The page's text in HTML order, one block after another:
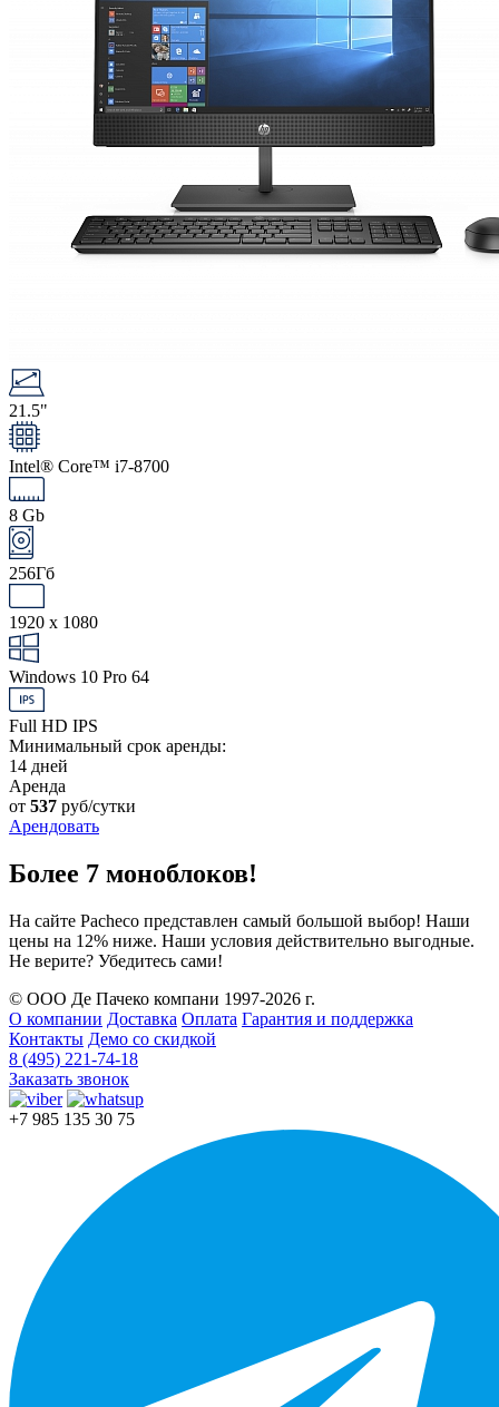
21.5"
Intel® Core™ i7-8700
8 Gb
256Гб
1920 x 1080
Windows 10 Pro 64
Full HD IPS
Минимальный срок аренды:
14 дней
Аренда
от 537 руб/сутки
Арендовать
Более 7 моноблоков!
На сайте Pacheco представлен самый большой выбор! Наши
цены на 12% ниже. Наши условия действительно выгодные.
Не верите? Убедитесь сами!
© ООО Де Пачеко компани 1997-2026 г.
О компании Доставка Оплата Гарантия и поддержка
Контакты Демо со скидкой
8 (495) 221-74-18
Заказать звонок
+7 985 135 30 75